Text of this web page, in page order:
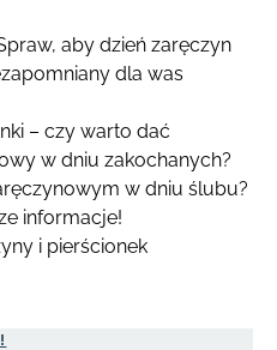
aby dzień zaręczyn
dla was
– czy warto dać
w dniu zakochanych?
w dniu ślubu?
informacje!
i pierścionek